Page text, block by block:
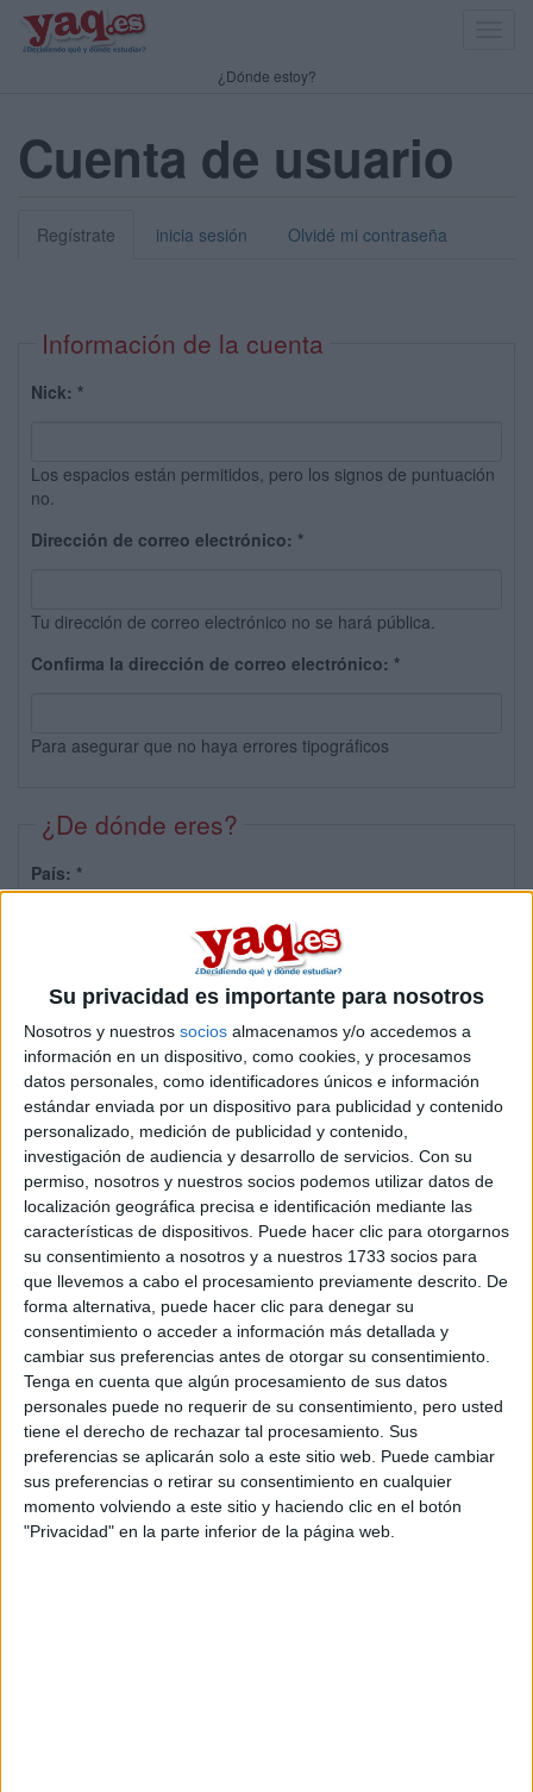
Su privacidad es importante para nosotros
Nosotros y nuestros socios almacenamos y/o accedemos a
información en un dispositivo, como cookies, y procesamos
datos personales, como identificadores únicos e información
estándar enviada por un dispositivo para publicidad y contenido
personalizado, medición de publicidad y contenido,
investigación de audiencia y desarrollo de servicios. Con su
permiso, nosotros y nuestros socios podemos utilizar datos de
localización geográfica precisa e identificación mediante las
características de dispositivos. Puede hacer clic para otorgarnos
su consentimiento a nosotros y a nuestros 1733 socios para
que llevemos a cabo el procesamiento previamente descrito. De
forma alternativa, puede hacer clic para denegar su
consentimiento o acceder a información más detallada y
cambiar sus preferencias antes de otorgar su consentimiento.
Tenga en cuenta que algún procesamiento de sus datos
personales puede no requerir de su consentimiento, pero usted
tiene el derecho de rechazar tal procesamiento. Sus
preferencias se aplicarán solo a este sitio web. Puede cambiar
sus preferencias o retirar su consentimiento en cualquier
momento volviendo a este sitio y haciendo clic en el botón
"Privacidad" en la parte inferior de la página web.
¿Dónde estoy?
Cuenta de usuario
Regístrate inicia sesión Olvidé mi contraseña
Información de la cuenta
Nick: *
Los espacios están permitidos, pero los signos de puntuación
no.
Dirección de correo electrónico: *
Tu dirección de correo electrónico no se hará pública.
Confirma la dirección de correo electrónico: *
Para asegurar que no haya errores tipográficos
¿De dónde eres?
País: *
Sobre ti
Soy:*
Chico
Chica
¿En qué año terminas (o terminaste) bachillerato o FP?
Soy estudiante de:*
Términos y Condiciones de Uso
Aceptolos Términos y Condicionesde uso*